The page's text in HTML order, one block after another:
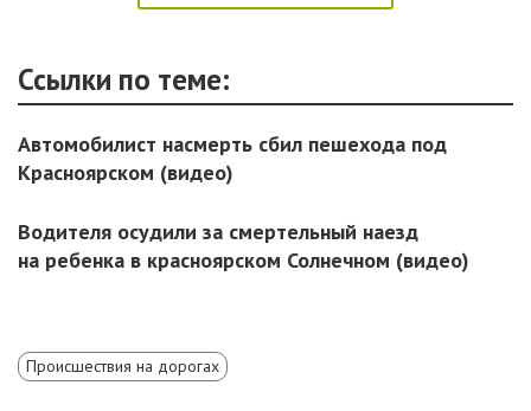
Ссылки по теме:
Автомобилист насмерть сбил пешехода под
Красноярском (видео)
Водителя осудили за смертельный наезд
на ребенка в красноярском Солнечном (видео)
Происшествия на дорогах